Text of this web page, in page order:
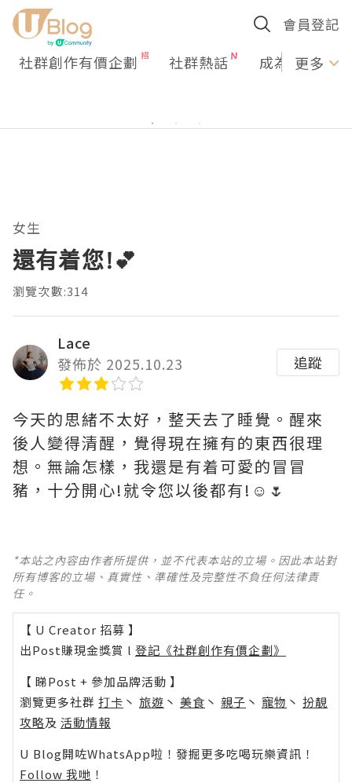
會員登記
社群創作有價企劃 社群熱話 成為U更多
女生
還有着您!💕
瀏覽次數:314
Lace
發佈於 2025.10.23
追蹤
今天的思緒不太好，整天去了睡覺。醒來
後人變得清醒，覺得現在擁有的東西很理
想。無論怎樣，我還是有着可愛的冒冒
豬，十分開心!就令您以後都有!☺️🌷
*本站之內容由作者所提供，並不代表本站的立場。因此本站對
所有博客的立場、真實性、準確性及完整性不負任何法律責
任。
【 U Creator 招募 】
出Post賺現金獎賞 l 登記《社群創作有價企劃》
【 睇Post + 參加品牌活動 】
瀏覽更多社群 打卡 丶 旅遊 丶 美食 丶 親子 丶 寵物 丶 扮靚
攻略及 活動情報
U Blog開咗WhatsApp啦！發掘更多吃喝玩樂資訊！
Follow 我哋 ！